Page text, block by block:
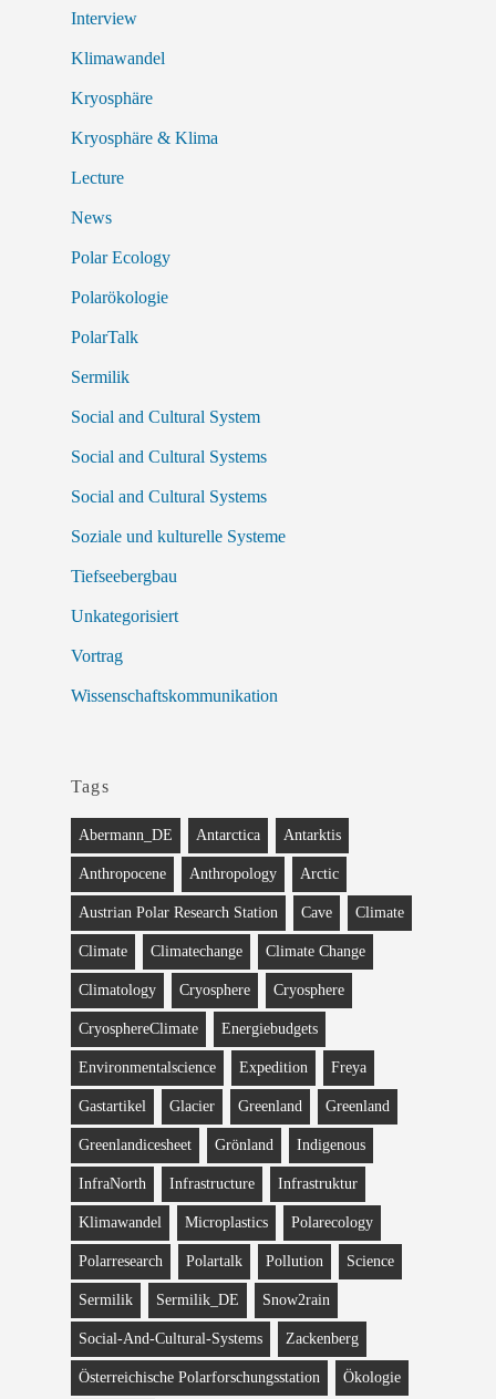
Interview
Klimawandel
Kryosphäre
Kryosphäre & Klima
Lecture
News
Polar Ecology
Polarökologie
PolarTalk
Sermilik
Social and Cultural System
Social and Cultural Systems
Social and Cultural Systems
Soziale und kulturelle Systeme
Tiefseebergbau
Unkategorisiert
Vortrag
Wissenschaftskommunikation
Tags
Abermann_DE Antarctica Antarktis
Anthropocene Anthropology Arctic
Austrian Polar Research Station Cave Climate
Climate Climatechange Climate Change
Climatology Cryosphere Cryosphere
CryosphereClimate Energiebudgets
Environmentalscience Expedition Freya
Gastartikel Glacier Greenland Greenland
Greenlandicesheet Grönland Indigenous
InfraNorth Infrastructure Infrastruktur
Klimawandel Microplastics Polarecology
Polarresearch Polartalk Pollution Science
Sermilik Sermilik_DE Snow2rain
Social-And-Cultural-Systems Zackenberg
Österreichische Polarforschungsstation Ökologie